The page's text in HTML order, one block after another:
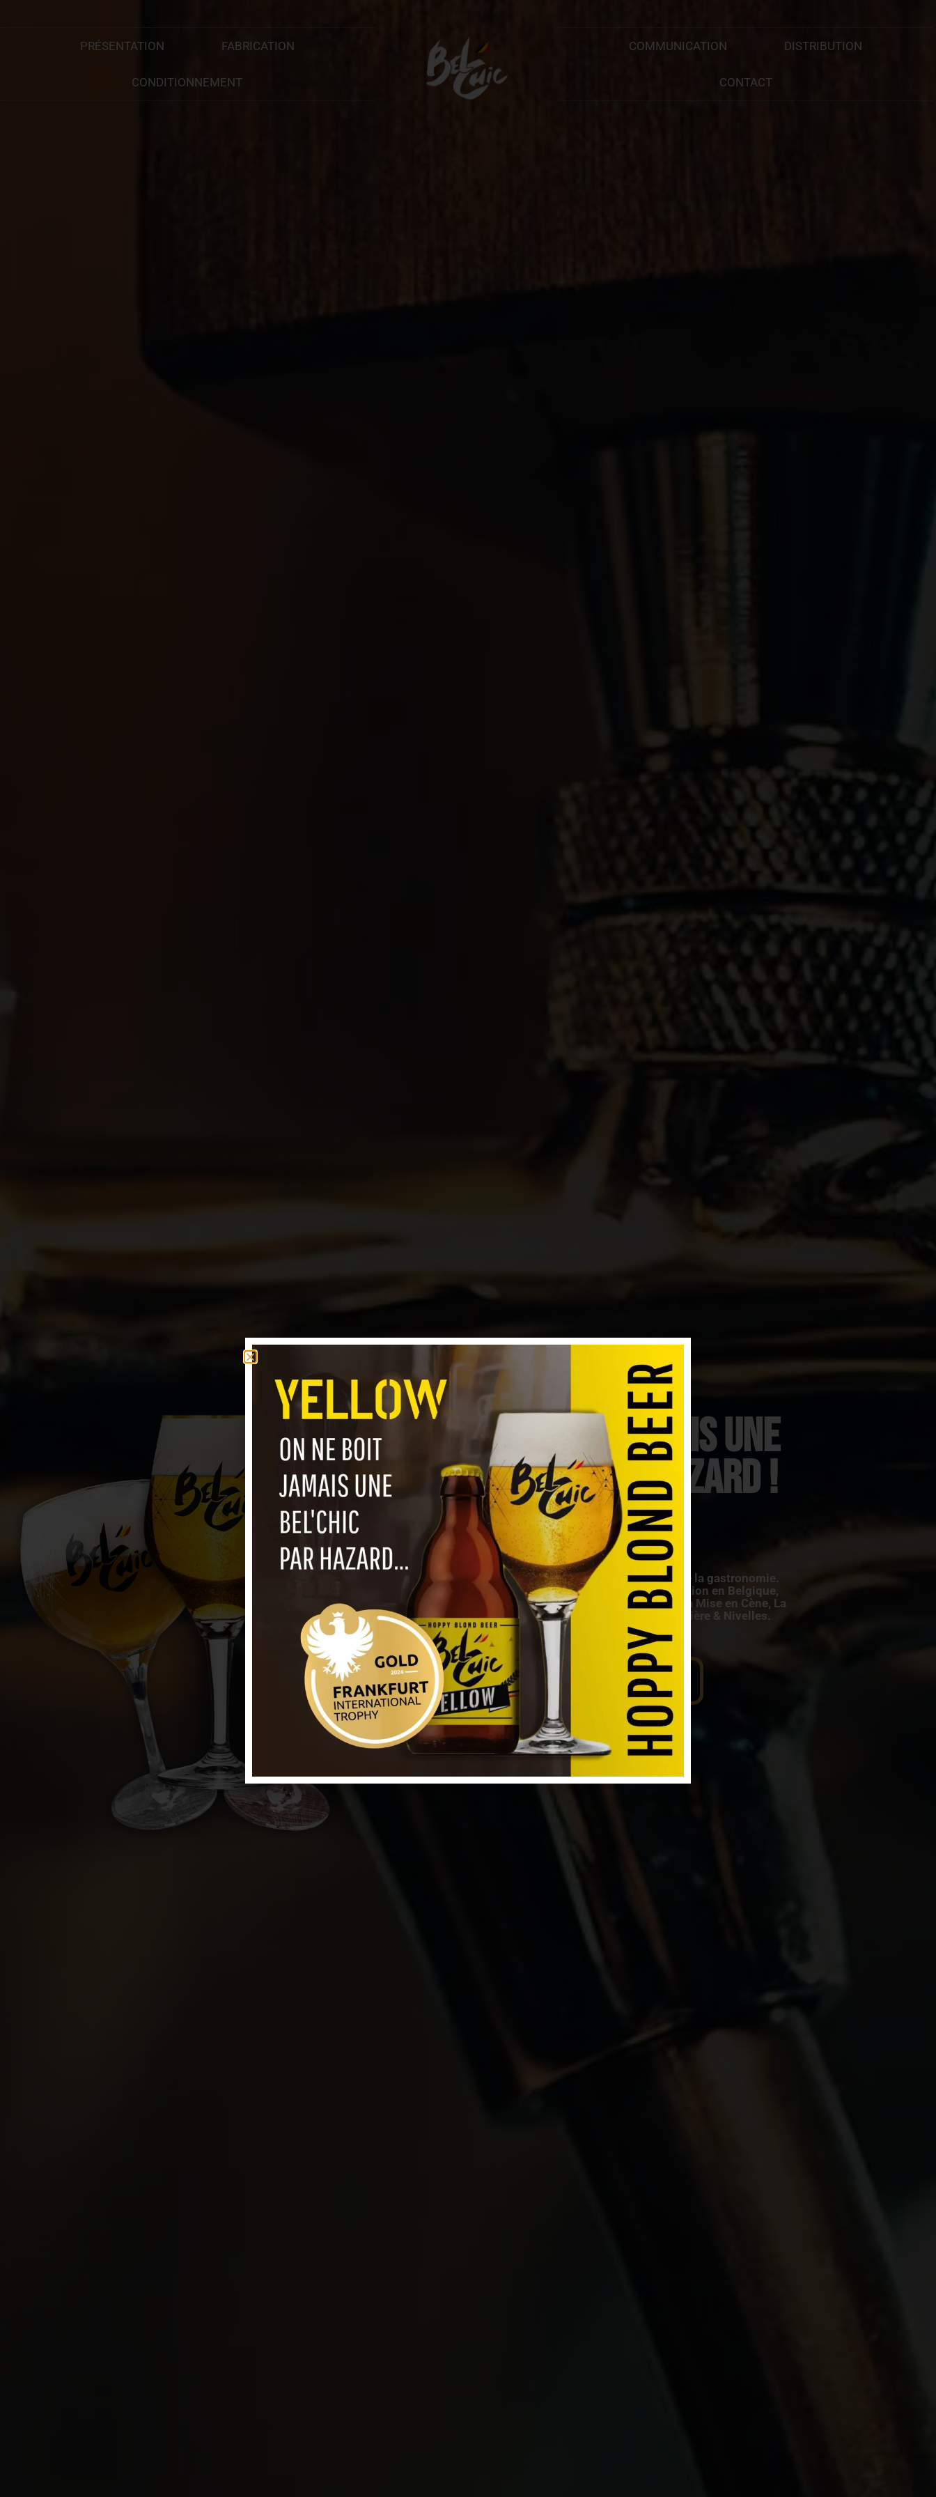
PRÉSENTATION FABRICATION
CONDITIONNEMENT
COMMUNICATION DISTRIBUTION
CONTACT
On Ne Boit Jamais Une
Bel Chic Par Hazard !
La Bel Chic, c’est l’histoire d’un amoureux de la gastronomie.
Actif depuis plus de 30 ans dans la restauration en Belgique,
Pino Giarra est à la tête des établissements La Mise en Cène, La
Vita è Bella et Asie à Tik sur Mons, La Louvière & Nivelles.
Contactez-nous